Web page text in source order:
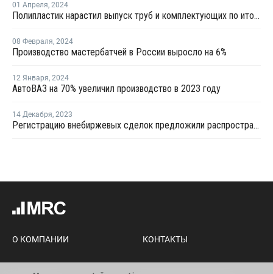
01 Апреля, 2024
Полипластик нарастил выпуск труб и комплектующих по итогам 2023 года на 9%
08 Февраля, 2024
Производство мастербатчей в России выросло на 6%
12 Января, 2024
АвтоВАЗ на 70% увеличил производство в 2023 году
14 Декабря, 2023
Регистрацию внебиржевых сделок предложили распространить на нефтегазохимию и цемент
О КОМПАНИИ КОНТАКТЫ